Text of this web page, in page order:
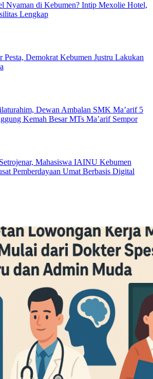
Nyaman di Kebumen? Intip Mexolie Hotel,
Lengkap
Pesta, Demokrat Kebumen Justru Lakukan
Dewan Ambalan SMK Ma’arif 5
Kemah Besar MTs Ma’arif Sempor
Mahasiswa IAINU Kebumen
Pemberdayaan Umat Berbasis Digital